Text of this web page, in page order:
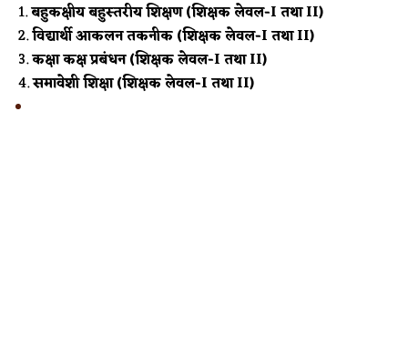
बहुकक्षीय बहुस्तरीय शिक्षण (शिक्षक लेवल-I तथा II)
विद्यार्थी आकलन तकनीक (शिक्षक लेवल-I तथा II)
कक्षा कक्ष प्रबंधन (शिक्षक लेवल-I तथा II)
समावेशी शिक्षा (शिक्षक लेवल-I तथा II)